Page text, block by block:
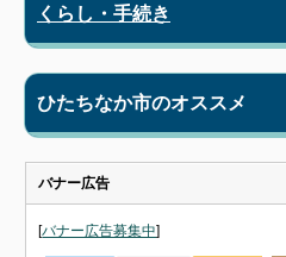
くらし・手続き
ひたちなか市のオススメ
バナー広告
[バナー広告募集中]